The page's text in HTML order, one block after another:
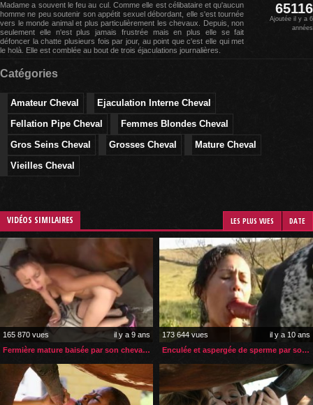
Madame a souvent le feu au cul. Comme elle est célibataire et qu'aucun
homme ne peu soutenir son appétit sexuel débordant, elle s'est tournée
vers le monde animal et plus particulièrement les chevaux. Depuis, non
seulement elle n'est plus jamais frustrée mais en plus elle se fait
défoncer la chatte plusieurs fois par jour, au point que c'est elle qui met
le holà. Elle est comblée au bout de trois éjaculations journalières.
65116
Ajoutée il y a 6
années
Catégories
Amateur Cheval
Ejaculation Interne Cheval
Fellation Pipe Cheval
Femmes Blondes Cheval
Gros Seins Cheval
Grosses Cheval
Mature Cheval
Vieilles Cheval
VIDÉOS SIMILAIRES LES PLUS VUES DATE
165 870 vues
il y a 9 ans
Fermière mature baisée par son cheval dans l’écurie
173 644 vues
il y a 10 ans
Enculée et aspergée de sperme par son chien